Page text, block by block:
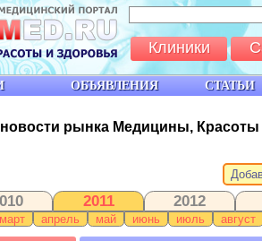
рынка Медицины,
2011 2012
март апрель май июнь июль август
ОБЪЯВЛЕНИЯ СТАТЬИ
Клиники